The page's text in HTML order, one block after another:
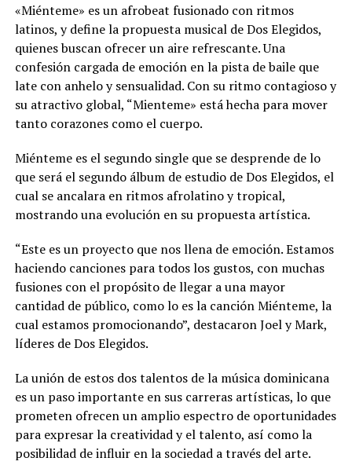
«Miénteme» es un afrobeat fusionado con ritmos
latinos, y define la propuesta musical de Dos Elegidos,
quienes buscan ofrecer un aire refrescante. Una
confesión cargada de emoción en la pista de baile que
late con anhelo y sensualidad. Con su ritmo contagioso y
su atractivo global, “Mienteme» está hecha para mover
tanto corazones como el cuerpo.
Miénteme es el segundo single que se desprende de lo
que será el segundo álbum de estudio de Dos Elegidos, el
cual se ancalara en ritmos afrolatino y tropical,
mostrando una evolución en su propuesta artística.
“Este es un proyecto que nos llena de emoción. Estamos
haciendo canciones para todos los gustos, con muchas
fusiones con el propósito de llegar a una mayor
cantidad de público, como lo es la canción Miénteme, la
cual estamos promocionando”, destacaron Joel y Mark,
líderes de Dos Elegidos.
La unión de estos dos talentos de la música dominicana
es un paso importante en sus carreras artísticas, lo que
prometen ofrecen un amplio espectro de oportunidades
para expresar la creatividad y el talento, así como la
posibilidad de influir en la sociedad a través del arte.